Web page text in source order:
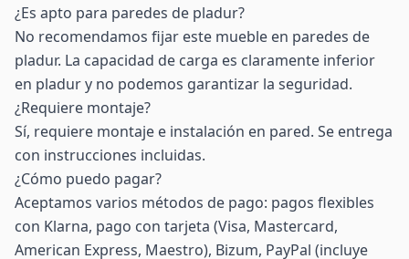
¿Es apto para paredes de pladur?
No recomendamos fijar este mueble en paredes de
pladur. La capacidad de carga es claramente inferior
en pladur y no podemos garantizar la seguridad.
¿Requiere montaje?
Sí, requiere montaje e instalación en pared. Se entrega
con instrucciones incluidas.
¿Cómo puedo pagar?
Aceptamos varios métodos de pago: pagos flexibles
con Klarna, pago con tarjeta (Visa, Mastercard,
American Express, Maestro), Bizum, PayPal (incluye